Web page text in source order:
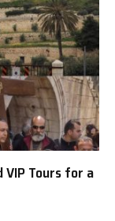
VIP Tours for a